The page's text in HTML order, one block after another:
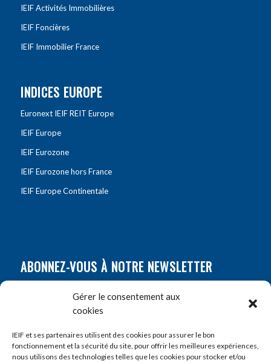
Gérer le consentement aux
cookies
IEIF et ses partenaires utilisent des cookies pour assurer le bon
fonctionnement et la sécurité du site, pour offrir les meilleures expériences,
nous utilisons des technologies telles que les cookies pour stocker et/ou
IEIF Activités Immobilières
IEIF Foncières
IEIF Immobilier France
INDICES EUROPE
Euronext IEIF REIT Europe
IEIF Europe
IEIF Eurozone
IEIF Eurozone hors France
IEIF Europe Continentale
ABONNEZ-VOUS À NOTRE NEWSLETTER
Prénom*